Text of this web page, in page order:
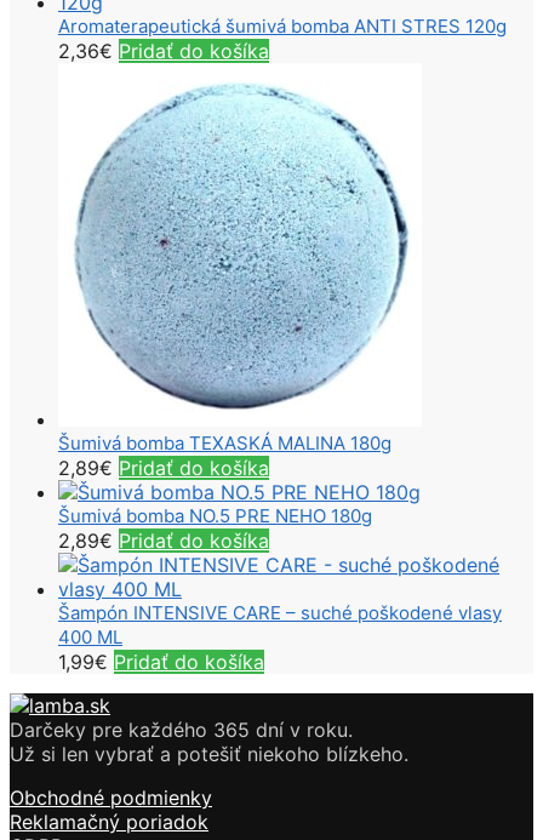
Aromaterapeutická šumivá bomba ANTI STRES 120g
2,36€ Pridať do košíka
Šumivá bomba TEXASKÁ MALINA 180g
2,89€ Pridať do košíka
Šumivá bomba NO.5 PRE NEHO 180g
2,89€ Pridať do košíka
Šampón INTENSIVE CARE – suché poškodené vlasy
400 ML
1,99€ Pridať do košíka
Darčeky pre každého 365 dní v roku.
Už si len vybrať a potešiť niekoho blízkeho.
Obchodné podmienky
Reklamačný poriadok